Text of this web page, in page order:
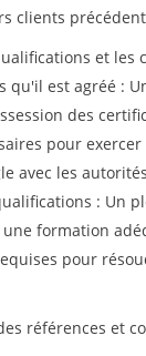
clients
et les
qu'il est agréé :
des
pour
avec les
: Un
formation
pour
références et